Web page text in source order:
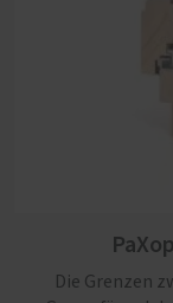
Die Grenzen
Eine
Profil